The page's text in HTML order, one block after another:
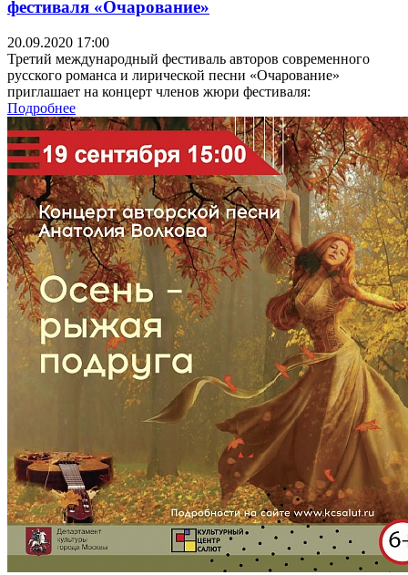
фестиваля «Очарование»
20.09.2020 17:00
Третий международный фестиваль авторов современного
русского романса и лирической песни «Очарование»
приглашает на концерт членов жюри фестиваля:
Подробнее